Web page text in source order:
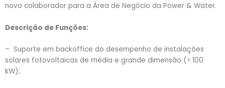
novo colaborador para a Área de Negócio da Power & Water.
Descrição de Funções:
– Suporte em backoffice do desempenho de instalações
solares fotovoltaicas de média e grande dimensão (> 100
kW);